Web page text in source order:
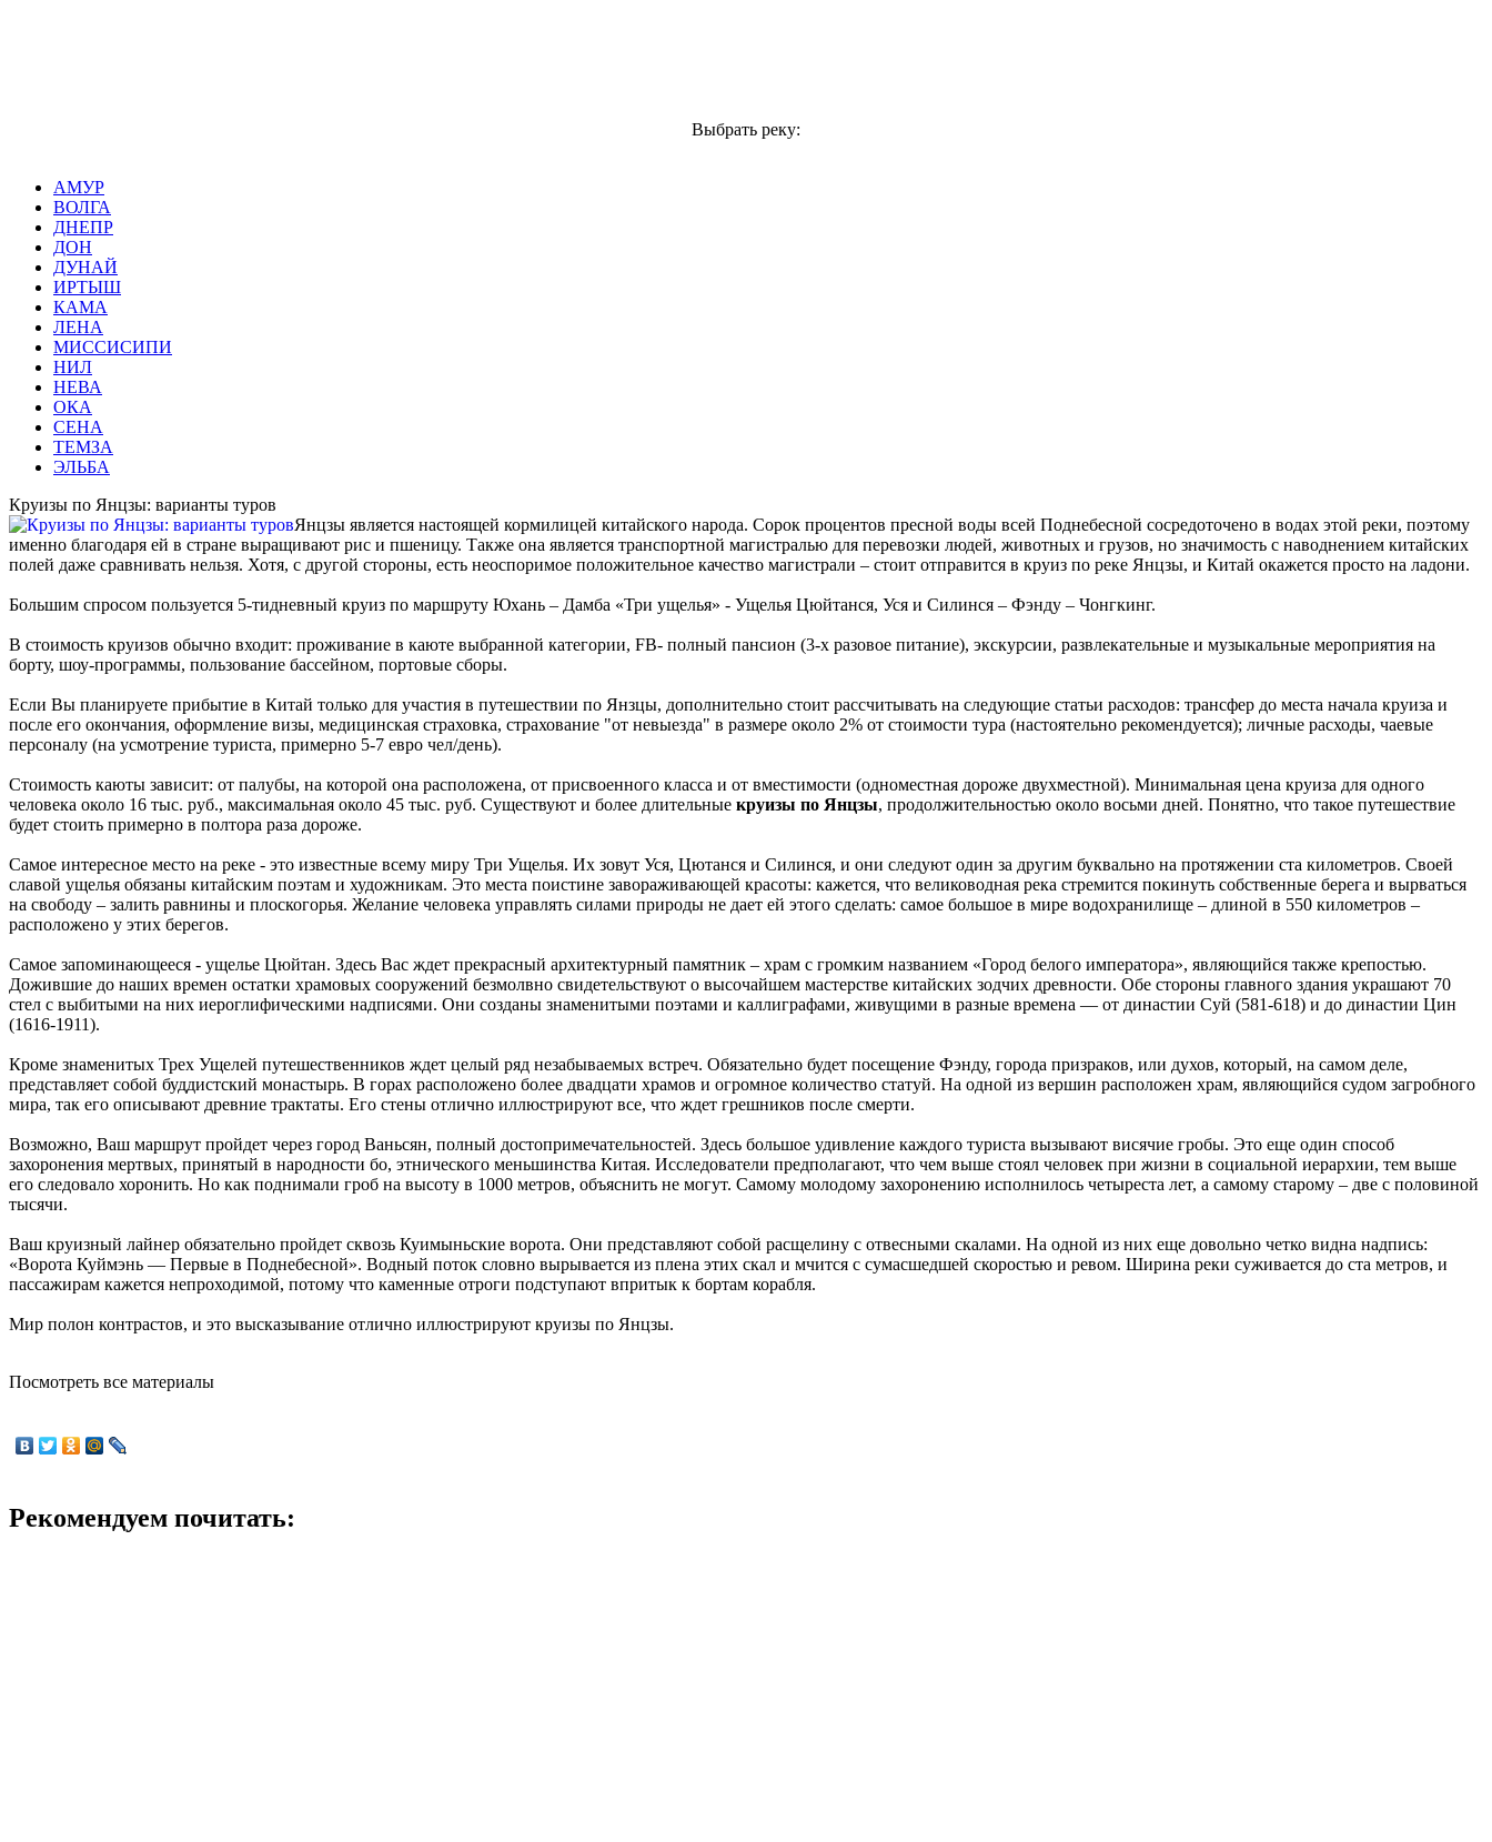
Выбрать реку:
АМУР
ВОЛГА
ДНЕПР
ДОН
ДУНАЙ
ИРТЫШ
КАМА
ЛЕНА
МИССИСИПИ
НИЛ
НЕВА
ОКА
СЕНА
ТЕМЗА
ЭЛЬБА
Круизы по Янцзы: варианты туров
Янцзы является настоящей кормилицей китайского народа. Сорок процентов пресной воды всей Поднебесной сосредоточено в водах этой реки, поэтому
именно благодаря ей в стране выращивают рис и пшеницу. Также она является транспортной магистралью для перевозки людей, животных и грузов, но значимость с наводнением китайских
полей даже сравнивать нельзя. Хотя, с другой стороны, есть неоспоримое положительное качество магистрали – стоит отправится в круиз по реке Янцзы, и Китай окажется просто на ладони.
Большим спросом пользуется 5-тидневный круиз по маршруту Юхань – Дамба «Три ущелья» - Ущелья Цюйтанся, Уся и Силинся – Фэнду – Чонгкинг.
В стоимость круизов обычно входит: проживание в каюте выбранной категории, FB- полный пансион (3-х разовое питание), экскурсии, развлекательные и музыкальные мероприятия на
борту, шоу-программы, пользование бассейном, портовые сборы.
Если Вы планируете прибытие в Китай только для участия в путешествии по Янзцы, дополнительно стоит рассчитывать на следующие статьи расходов: трансфер до места начала круиза и
после его окончания, оформление визы, медицинская страховка, страхование "от невыезда" в размере около 2% от стоимости тура (настоятельно рекомендуется); личные расходы, чаевые
персоналу (на усмотрение туриста, примерно 5-7 евро чел/день).
Стоимость каюты зависит: от палубы, на которой она расположена, от присвоенного класса и от вместимости (одноместная дороже двухместной). Минимальная цена круиза для одного
человека около 16 тыс. руб., максимальная около 45 тыс. руб. Существуют и более длительные круизы по Янцзы, продолжительностью около восьми дней. Понятно, что такое путешествие
будет стоить примерно в полтора раза дороже.
Самое интересное место на реке - это известные всему миру Три Ущелья. Их зовут Уся, Цютанся и Силинся, и они следуют один за другим буквально на протяжении ста километров. Своей
славой ущелья обязаны китайским поэтам и художникам. Это места поистине завораживающей красоты: кажется, что велиководная река стремится покинуть собственные берега и вырваться
на свободу – залить равнины и плоскогорья. Желание человека управлять силами природы не дает ей этого сделать: самое большое в мире водохранилище – длиной в 550 километров –
расположено у этих берегов.
Самое запоминающееся - ущелье Цюйтан. Здесь Вас ждет прекрасный архитектурный памятник – храм с громким названием «Город белого императора», являющийся также крепостью.
Дожившие до наших времен остатки храмовых сооружений безмолвно свидетельствуют о высочайшем мастерстве китайских зодчих древности. Обе стороны главного здания украшают 70
стел с выбитыми на них иероглифическими надписями. Они созданы знаменитыми поэтами и каллиграфами, живущими в разные времена — от династии Суй (581-618) и до династии Цин
(1616-1911).
Кроме знаменитых Трех Ущелей путешественников ждет целый ряд незабываемых встреч. Обязательно будет посещение Фэнду, города призраков, или духов, который, на самом деле,
представляет собой буддистский монастырь. В горах расположено более двадцати храмов и огромное количество статуй. На одной из вершин расположен храм, являющийся судом загробного
мира, так его описывают древние трактаты. Его стены отлично иллюстрируют все, что ждет грешников после смерти.
Возможно, Ваш маршрут пройдет через город Ваньсян, полный достопримечательностей. Здесь большое удивление каждого туриста вызывают висячие гробы. Это еще один способ
захоронения мертвых, принятый в народности бо, этнического меньшинства Китая. Исследователи предполагают, что чем выше стоял человек при жизни в социальной иерархии, тем выше
его следовало хоронить. Но как поднимали гроб на высоту в 1000 метров, объяснить не могут. Самому молодому захоронению исполнилось четыреста лет, а самому старому – две с половиной
тысячи.
Ваш круизный лайнер обязательно пройдет сквозь Куимыньские ворота. Они представляют собой расщелину с отвесными скалами. На одной из них еще довольно четко видна надпись:
«Ворота Куймэнь — Первые в Поднебесной». Водный поток словно вырывается из плена этих скал и мчится с сумасшедшей скоростью и ревом. Ширина реки суживается до ста метров, и
пассажирам кажется непроходимой, потому что каменные отроги подступают впритык к бортам корабля.
Мир полон контрастов, и это высказывание отлично иллюстрируют круизы по Янцзы.
Посмотреть все материалы
Рекомендуем почитать: